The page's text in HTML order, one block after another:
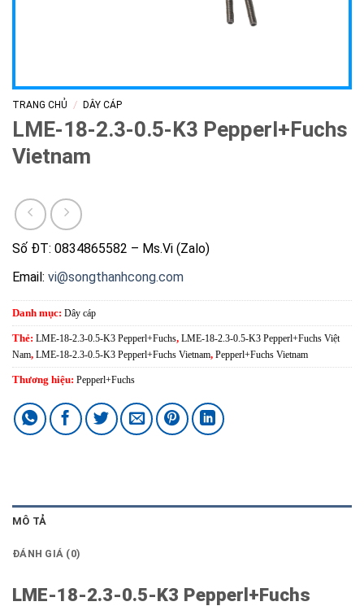
TRANG CHỦ / DÂY CÁP
LME-18-2.3-0.5-K3 Pepperl+Fuchs
Vietnam
Số ĐT: 0834865582 – Ms.Vi (Zalo)
Email: vi@songthanhcong.com
Danh mục: Dây cáp
Thẻ: LME-18-2.3-0.5-K3 Pepperl+Fuchs, LME-18-2.3-0.5-K3 Pepperl+Fuchs Việt
Nam, LME-18-2.3-0.5-K3 Pepperl+Fuchs Vietnam, Pepperl+Fuchs Vietnam
Thương hiệu: Pepperl+Fuchs
MÔ TẢ
ĐÁNH GIÁ (0)
LME-18-2.3-0.5-K3 Pepperl+Fuchs